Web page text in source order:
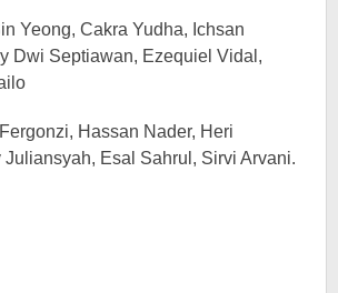
Yeong, Cakra Yudha, Ichsan
Dwi Septiawan, Ezequiel Vidal,
Hassan Nader, Heri
Juliansyah, Esal Sahrul, Sirvi Arvani.